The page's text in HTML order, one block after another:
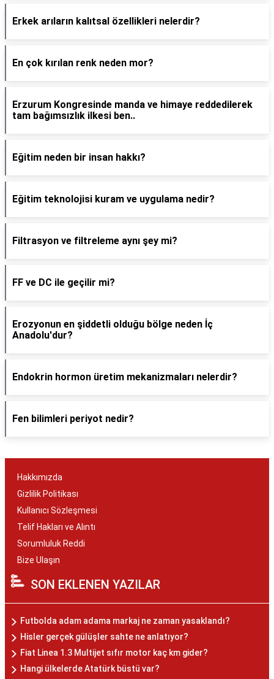
Erkek arıların kalıtsal özellikleri nelerdir?
En çok kırılan renk neden mor?
Erzurum Kongresinde manda ve himaye reddedilerek
tam bağımsızlık ilkesi ben..
Eğitim neden bir insan hakkı?
Eğitim teknolojisi kuram ve uygulama nedir?
Filtrasyon ve filtreleme aynı şey mi?
FF ve DC ile geçilir mi?
Erozyonun en şiddetli olduğu bölge neden İç
Anadolu'dur?
Endokrin hormon üretim mekanizmaları nelerdir?
Fen bilimleri periyot nedir?
Hakkımızda
Gizlilik Politikası
Kullanıcı Sözleşmesi
Telif Hakları ve Alıntı
Sorumluluk Reddi
Bize Ulaşın
SON EKLENEN YAZILAR
Futbolda adam adama markaj ne zaman yasaklandı?
Hisler gerçek gülüşler sahte ne anlatıyor?
Fiat Linea 1.3 Multijet sıfır motor kaç km gider?
Hangi ülkelerde Atatürk büstü var?